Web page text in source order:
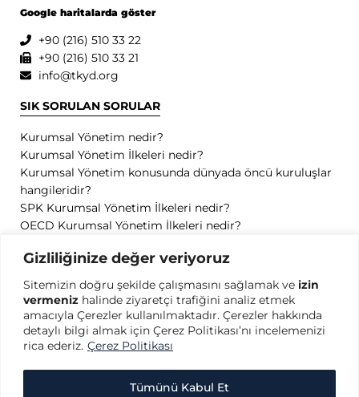
Gizliliğinize değer veriyoruz
Sitemizin doğru şekilde çalışmasını sağlamak ve izin
vermeniz halinde ziyaretçi trafiğini analiz etmek
amacıyla Çerezler kullanılmaktadır. Çerezler hakkında
detaylı bilgi almak için Çerez Politikası’nı incelemenizi
rica ederiz. Çerez Politikası
Tümünü Kabul Et
Google haritalarda göster
+90 (216) 510 33 22
+90 (216) 510 33 21
info@tkyd.org
SIK SORULAN SORULAR
Kurumsal Yönetim nedir?
Kurumsal Yönetim İlkeleri nedir?
Kurumsal Yönetim konusunda dünyada öncü kuruluşlar
hangileridir?
SPK Kurumsal Yönetim İlkeleri nedir?
OECD Kurumsal Yönetim İlkeleri nedir?
GİZLİLİK
Gizlilik Politikası
Kullanım Koşulları
Kişisel Verilerin Korunması
Çerez Politikası